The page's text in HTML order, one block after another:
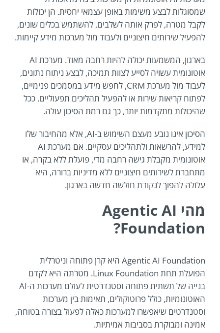
שמסוגלות לבצע משימות באופן עצמאי יחסית. הן יכולות
לקבל מטרה, לפרק אותה לשלבים, להשתמש בכלים שונים,
להפעיל שירותים חיצוניים ולעבוד מול מערכות מידע קיימות.
בארגון, המשמעות יכולה להיות רחבה מאוד. מערכת AI
אוטונומית עשויה לסייע לצוות תמיכה, לבצע ניתוח נתונים,
לעבוד מול מערכת CRM, לחפש מידע במסמכים פנימיים,
לפתוח קריאות שירות או להפעיל תהליכים תפעוליים. ככל
שהיכולות מתקדמות יותר, כך גם רמת הסיכון עולה.
הסיכון אינו נובע מעצם השימוש ב-AI, אלא מהחיבור שלו
למידע, להרשאות ולתהליכים עסקיים. אם מערכת AI
אוטונומית מקבלת גישה רחבה מדי, פועלת ללא בקרה, או
מתחברת לשירותים חיצוניים ללא מדיניות ברורה, היא
עלולה להפוך לנקודת חולשה חדשה בארגון.
מהי Agentic AI
Foundation?
Agentic AI Foundation היא קרן פתוחה וניטרלית
הפועלת תחת Linux Foundation. מטרתה היא לקדם
בנייה של תשתית פתוחה וסטנדרטית לעולם מערכות ה-AI
האוטונומיות, כולל פרוטוקולים, תאימות בין מערכות
וסטנדרטים שיאפשרו למערכות כאלה לפעול בצורה בטוחה,
אמינה ומבוקרת בסביבות אמיתיות.